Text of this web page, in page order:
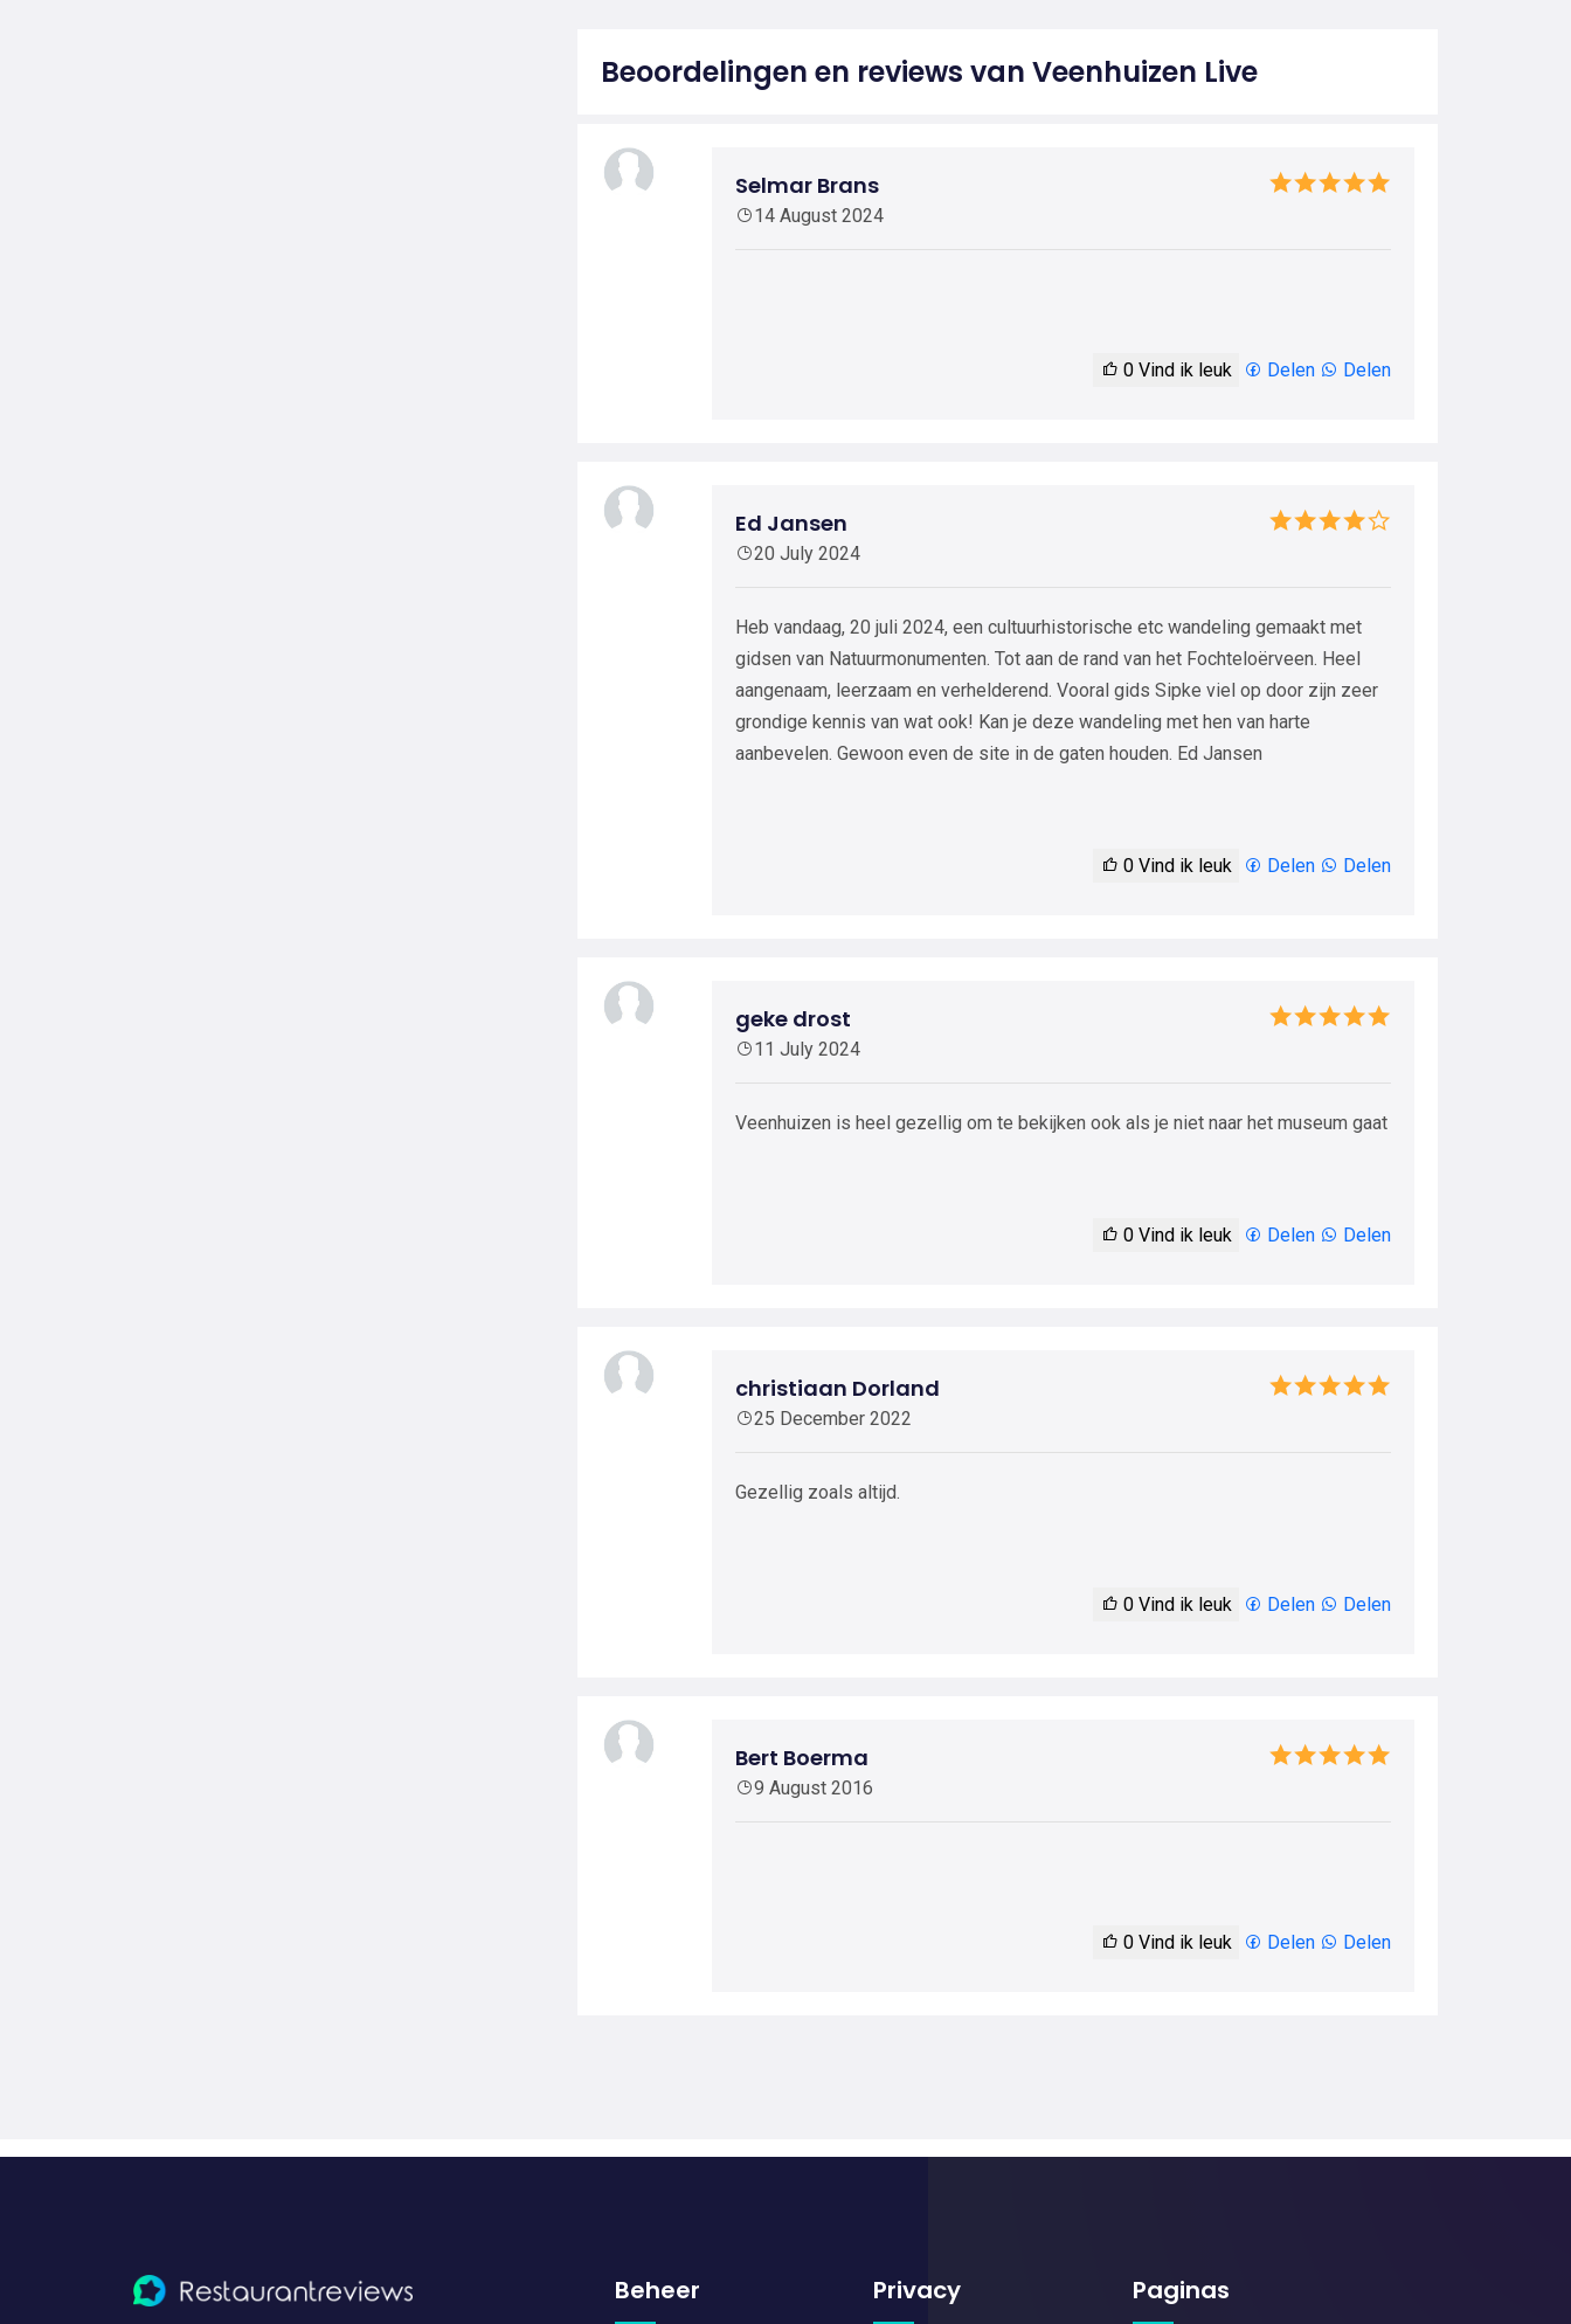
Beoordelingen en reviews van Veenhuizen Live
Selmar Brans
14 August 2024
0 Vind ik leuk Delen Delen
Ed Jansen
20 July 2024
Heb vandaag, 20 juli 2024, een cultuurhistorische etc wandeling gemaakt met
gidsen van Natuurmonumenten. Tot aan de rand van het Fochteloërveen. Heel
aangenaam, leerzaam en verhelderend. Vooral gids Sipke viel op door zijn zeer
grondige kennis van wat ook! Kan je deze wandeling met hen van harte
aanbevelen. Gewoon even de site in de gaten houden. Ed Jansen
0 Vind ik leuk Delen Delen
geke drost
11 July 2024
Veenhuizen is heel gezellig om te bekijken ook als je niet naar het museum gaat
0 Vind ik leuk Delen Delen
christiaan Dorland
25 December 2022
Gezellig zoals altijd.
0 Vind ik leuk Delen Delen
Bert Boerma
9 August 2016
0 Vind ik leuk Delen Delen
Beheer Privacy Paginas